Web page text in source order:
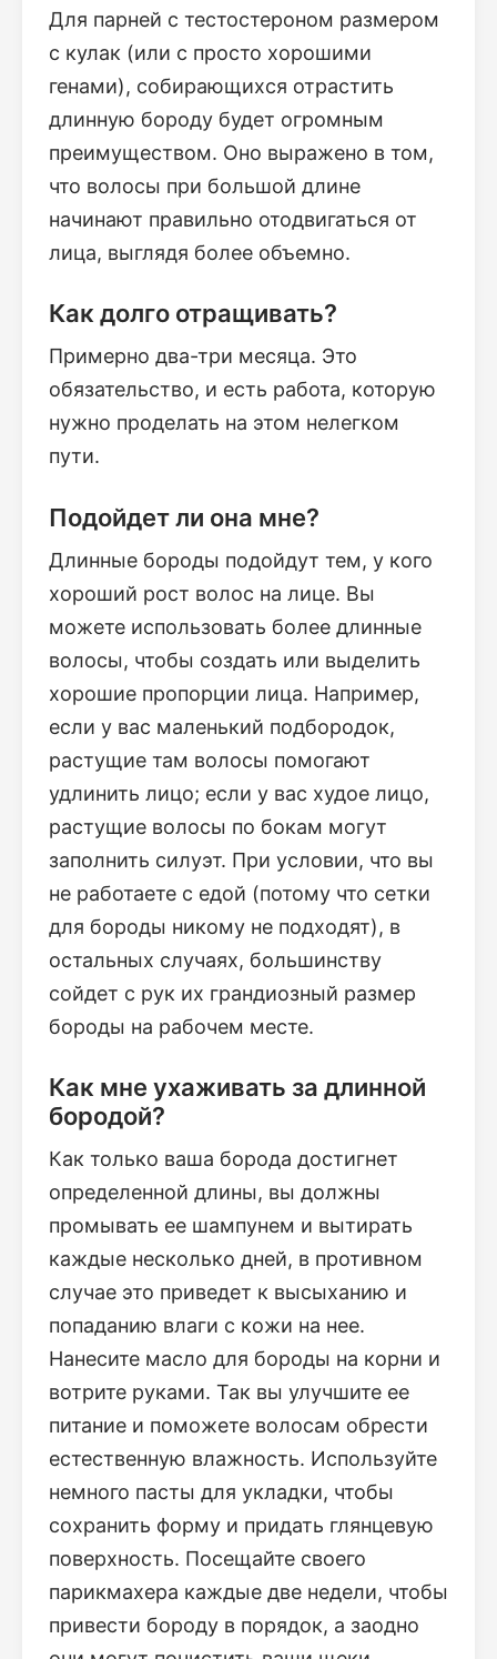
Для парней с тестостероном размером
с кулак (или с просто хорошими
генами), собирающихся отрастить
длинную бороду будет огромным
преимуществом. Оно выражено в том,
что волосы при большой длине
начинают правильно отодвигаться от
лица, выглядя более объемно.
Как долго отращивать?
Примерно два-три месяца. Это
обязательство, и есть работа, которую
нужно проделать на этом нелегком
пути.
Подойдет ли она мне?
Длинные бороды подойдут тем, у кого
хороший рост волос на лице. Вы
можете использовать более длинные
волосы, чтобы создать или выделить
хорошие пропорции лица. Например,
если у вас маленький подбородок,
растущие там волосы помогают
удлинить лицо; если у вас худое лицо,
растущие волосы по бокам могут
заполнить силуэт. При условии, что вы
не работаете с едой (потому что сетки
для бороды никому не подходят), в
остальных случаях, большинству
сойдет с рук их грандиозный размер
бороды на рабочем месте.
Как мне ухаживать за длинной
бородой?
Как только ваша борода достигнет
определенной длины, вы должны
промывать ее шампунем и вытирать
каждые несколько дней, в противном
случае это приведет к высыханию и
попаданию влаги с кожи на нее.
Нанесите масло для бороды на корни и
вотрите руками. Так вы улучшите ее
питание и поможете волосам обрести
естественную влажность. Используйте
немного пасты для укладки, чтобы
сохранить форму и придать глянцевую
поверхность. Посещайте своего
парикмахера каждые две недели, чтобы
привести бороду в порядок, а заодно